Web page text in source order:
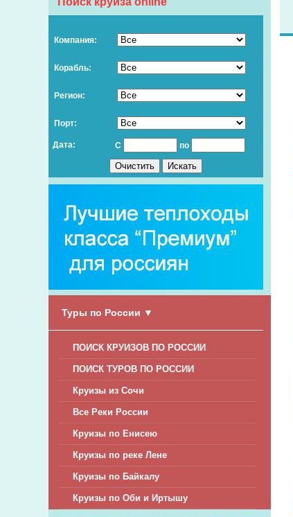
Компания:
Корабль:
Регион:
Порт:
Дата: С по
Туры по России ▼
ПОИСК КРУИЗОВ ПО РОССИИ
ПОИСК ТУРОВ ПО РОССИИ
Круизы из Сочи
Все Реки России
Круизы по Енисею
Круизы по реке Лене
Круизы по Байкалу
Круизы по Оби и Иртышу